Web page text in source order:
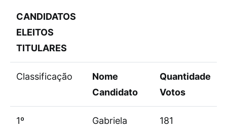
CANDIDATOS
ELEITOS
TITULARES
Classificação
Nome
Candidato
Quantidade
Votos
1º
Gabriela
181